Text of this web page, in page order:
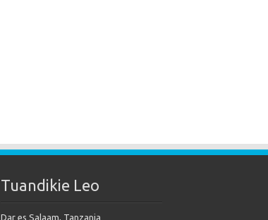
Tuandikie Leo
Dar es Salaam, Tanzania